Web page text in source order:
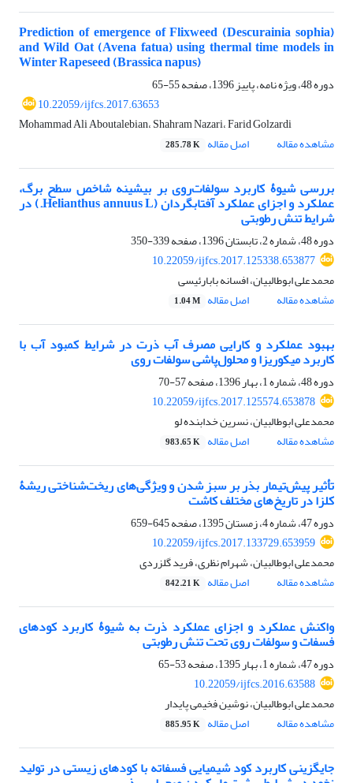
Prediction of emergence of Flixweed (Descurainia sophia)
and Wild Oat (Avena fatua) using thermal time models in
Winter Rapeseed (Brassica napus)
دوره 48، ویژه نامه، پاییز 1396، صفحه
55-65
10.22059/ijfcs.2017.63653
Mohammad Ali Aboutalebian، Shahram Nazari، Farid Golzardi
مشاهده مقاله
اصل مقاله 285.78 K
بررسی شیوۀ کاربرد سولفات‌روی بر بیشینه شاخص سطح برگ،
عملکرد و اجزای عملکرد آفتابگردان (Helianthus annuus L.) در
شرایط تنش رطوبتی
دوره 48، شماره 2، تابستان 1396، صفحه
339-350
10.22059/ijfcs.2017.125338.653877
محمدعلی ابوطالبیان، افسانه بابارئیسی
مشاهده مقاله
اصل مقاله 1.04 M
بهبود عملکرد و کارایی مصرف آب ذرت در شرایط کمبود آب با
کاربرد میکوریزا و محلول‌پاشی سولفات روی
دوره 48، شماره 1، بهار 1396، صفحه
57-70
10.22059/ijfcs.2017.125574.653878
محمدعلی ابوطالبیان، نسرین خدابنده لو
مشاهده مقاله
اصل مقاله 983.65 K
تأثیر پیش‌تیمار بذر بر سبز شدن و ویژگی‌های ریخت‌شناختی ریشۀ
کلزا در تاریخ‌های مختلف کاشت
دوره 47، شماره 4، زمستان 1395، صفحه
645-659
10.22059/ijfcs.2017.133729.653959
محمدعلی ابوطالبیان، شهرام نظری، فرید گلزردی
مشاهده مقاله
اصل مقاله 842.21 K
واکنش عملکرد و اجزای عملکرد ذرت به شیوۀ کاربرد کود‌های
فسفات و سولفات روی تحت تنش رطوبتی
دوره 47، شماره 1، بهار 1395، صفحه
53-65
10.22059/ijfcs.2016.63588
محمدعلی ابوطالبیان، نوشین فخیمی پایدار
مشاهده مقاله
اصل مقاله 885.95 K
جایگزینی کاربرد کود شیمیایی فسفاته با کودهای زیستی در تولید